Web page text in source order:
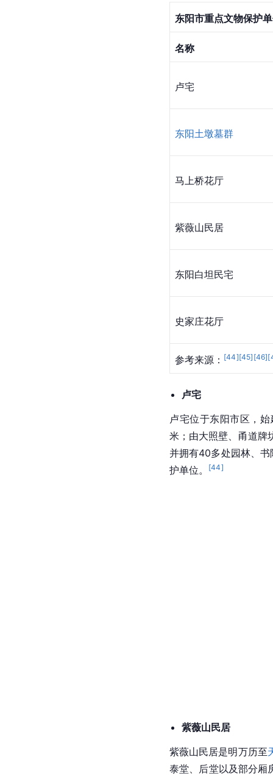
东阳市重点文物保护
名称
卢宅
东阳土墩墓群
马上桥花厅
紫薇山民居
东阳白坦民宅
史家庄花厅
参考来源： [44][45] [46][
卢宅
卢宅位于东阳市区，
米；由大照壁、甬道牌
并拥有40多处园林、
护单位。
[44]
紫薇山民居
紫薇山民居是明万历至
泰堂、后堂以及部分厢